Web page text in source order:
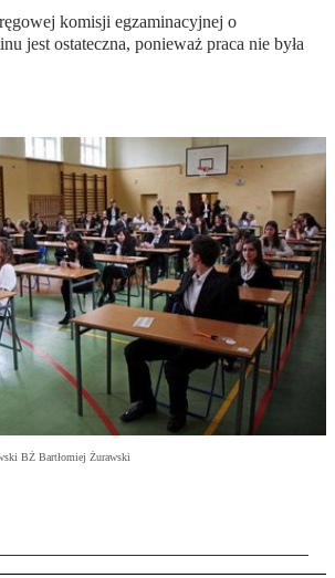
komisji egzaminacyjnej o
jest ostateczna, ponieważ praca nie była
BŻ Bartłomiej Żurawski